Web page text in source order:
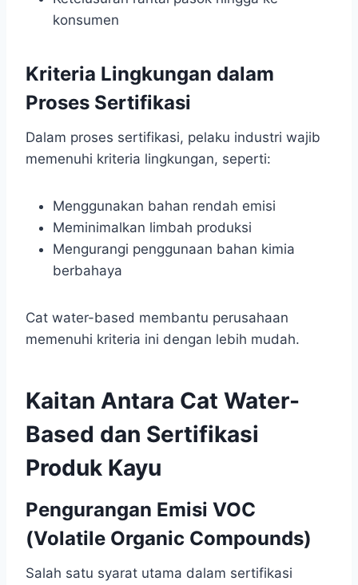
konsumen
Kriteria Lingkungan dalam
Proses Sertifikasi
Dalam proses sertifikasi, pelaku industri wajib
memenuhi kriteria lingkungan, seperti:
Menggunakan bahan rendah emisi
Meminimalkan limbah produksi
Mengurangi penggunaan bahan kimia
berbahaya
Cat water-based membantu perusahaan
memenuhi kriteria ini dengan lebih mudah.
Kaitan Antara Cat Water-
Based dan Sertifikasi
Produk Kayu
Pengurangan Emisi VOC
(Volatile Organic Compounds)
Salah satu syarat utama dalam sertifikasi